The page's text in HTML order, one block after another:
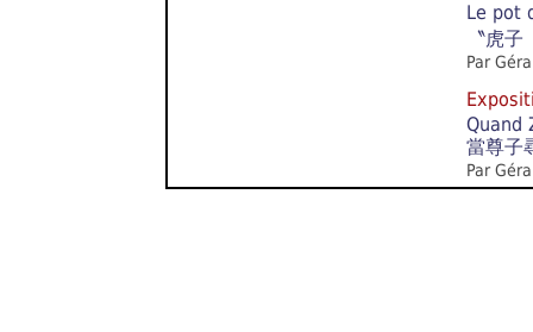
Le pot
〝虎
Par
Quand
當尊子
Par